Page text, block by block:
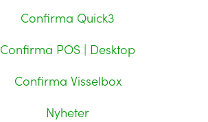
Confirma Quick3
Confirma POS | Desktop
Confirma Visselbox
Nyheter